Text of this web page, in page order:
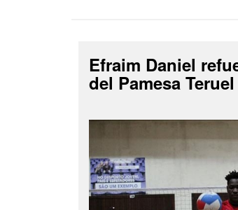
Efraim Daniel
del Pamesa